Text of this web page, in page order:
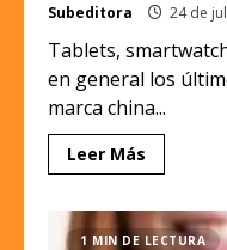
Subeditora 24 de
Tablets,
en general los
marca china...
Leer Más
1 MIN DE LECTURA